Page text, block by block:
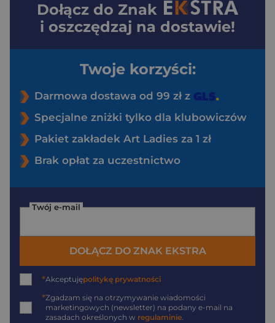
Dołącz do Znak
i oszczędzaj na dostawie!
Twoje korzyści:
Darmowa dostawa od 99 zł z
Specjalne zniżki tylko dla klubowiczów
Pakiet zakładek Art Ladies za 1 zł
Brak opłat za uczestnictwo
Twój e-mail
DOŁĄCZ DO ZNAK EKSTRA
*Akceptujępolitykę prywatności
*Zgadzam się na otrzymywanie wiadomości
marketingowych (newsletter) na podany e-mail na
zasadach określonych w regulaminie.